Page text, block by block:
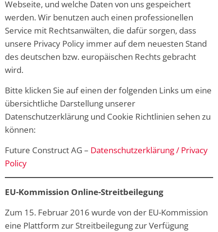
Webseite, und welche Daten von uns gespeichert
werden. Wir benutzen auch einen professionellen
Service mit Rechtsanwälten, die dafür sorgen, dass
unsere Privacy Policy immer auf dem neuesten Stand
des deutschen bzw. europäischen Rechts gebracht
wird.
Bitte klicken Sie auf einen der folgenden Links um eine
übersichtliche Darstellung unserer
Datenschutzerklärung und Cookie Richtlinien sehen zu
können:
Future Construct AG – Datenschutzerklärung / Privacy
Policy
EU-Kommission Online-Streitbeilegung
Zum 15. Februar 2016 wurde von der EU-Kommission
eine Plattform zur Streitbeilegung zur Verfügung